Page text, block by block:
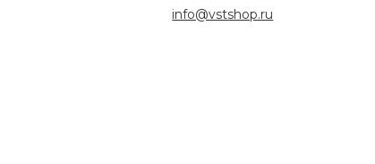
info@vstshop.ru